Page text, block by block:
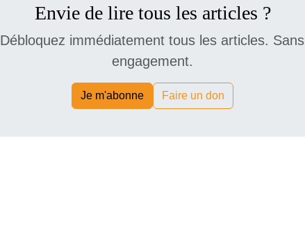
Envie de lire tous les articles ?
Débloquez immédiatement tous les articles. Sans
engagement.
Je m'abonne Faire un don